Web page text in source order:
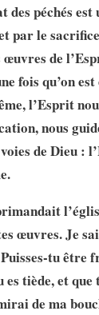
des péchés
par le
de
fois qu’on
l’Esprit
nous
de Dieu :
œuvres. Je
tu être
tiède, et
de ma